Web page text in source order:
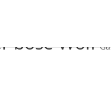
böse Wolf